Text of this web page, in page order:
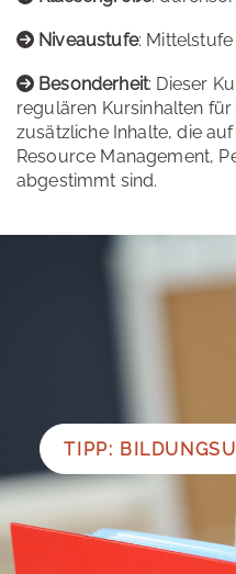
Niveaustufe: Mittelstufe
Besonderheit: Dieser
regulären Kursinhalten
zusätzliche Inhalte, die
Resource Management,
abgestimmt sind.
TIPP: